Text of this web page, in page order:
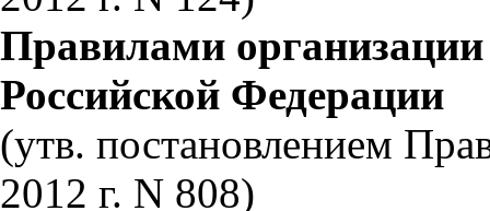
Правилами
Российской Федерации
(утв. постановлением
2012 г. N 808)